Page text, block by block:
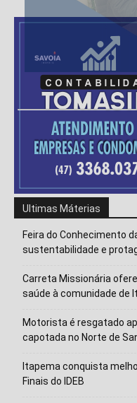
Ultimas Máterias
Feira do Conhecimento
sustentabilidade e
Carreta Missionária
saúde à comunidade de
Motorista é resgatado
capotada no Norte de
Itapema conquista
Finais do IDEB